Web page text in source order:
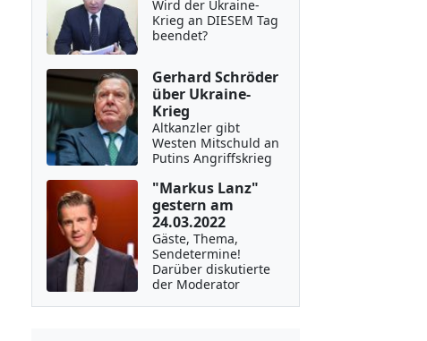
Wird der Ukraine-
Krieg an DIESEM Tag
beendet?
Gerhard Schröder
über Ukraine-
Krieg
Altkanzler gibt
Westen Mitschuld an
Putins Angriffskrieg
"Markus Lanz"
gestern am
24.03.2022
Gäste, Thema,
Sendetermine!
Darüber diskutierte
der Moderator